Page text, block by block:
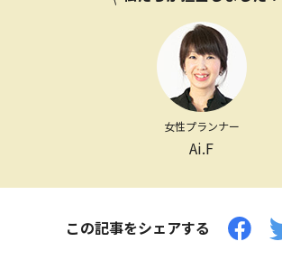
女性プランナー
Ai.F
この記事をシェアする